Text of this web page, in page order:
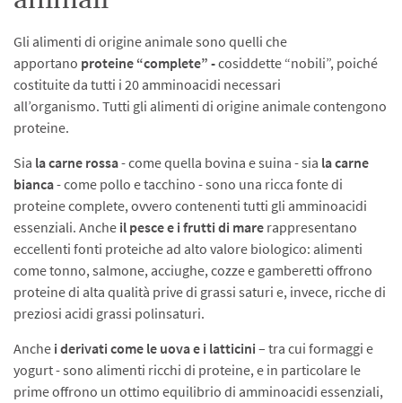
Gli alimenti di origine animale sono quelli che
apportano proteine “complete” -cosiddette “nobili”, poiché
costituite da tutti i 20 amminoacidi necessari
all’organismo. Tutti gli alimenti di origine animale contengono
proteine.
Sia la carne rossa- come quella bovina e suina - sia la carne
bianca- come pollo e tacchino - sono una ricca fonte di
proteine complete, ovvero contenenti tutti gli amminoacidi
essenziali. Anche il pesce e i frutti di mare rappresentano
eccellenti fonti proteiche ad alto valore biologico: alimenti
come tonno, salmone, acciughe, cozze e gamberetti offrono
proteine di alta qualità prive di grassi saturi e, invece, ricche di
preziosi acidi grassi polinsaturi.
Anche i derivati come le uova e i latticini – tra cui formaggi e
yogurt - sono alimenti ricchi di proteine, e in particolare le
prime offrono un ottimo equilibrio di amminoacidi essenziali,